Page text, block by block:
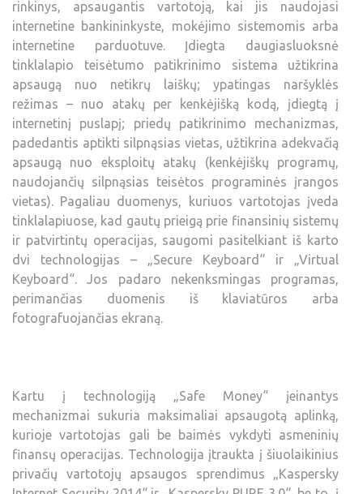
rinkinys, apsaugantis vartotoją, kai jis naudojasi
internetine bankininkyste, mokėjimo sistemomis arba
internetine parduotuve. Įdiegta daugiasluoksnė
tinklalapio teisėtumo patikrinimo sistema užtikrina
apsaugą nuo netikrų laiškų; ypatingas naršyklės
režimas – nuo atakų per kenkėjišką kodą, įdiegtą į
internetinį puslapį; priedų patikrinimo mechanizmas,
padedantis aptikti silpnąsias vietas, užtikrina adekvačią
apsaugą nuo eksploitų atakų (kenkėjiškų programų,
naudojančių silpnąsias teisėtos programinės įrangos
vietas). Pagaliau duomenys, kuriuos vartotojas įveda
tinklalapiuose, kad gautų prieigą prie finansinių sistemų
ir patvirtintų operacijas, saugomi pasitelkiant iš karto
dvi technologijas – „Secure Keyboard“ ir „Virtual
Keyboard“. Jos padaro nekenksmingas programas,
perimančias duomenis iš klaviatūros arba
fotografuojančias ekraną.
Kartu į technologiją „Safe Money“ įeinantys
mechanizmai sukuria maksimaliai apsaugotą aplinką,
kurioje vartotojas gali be baimės vykdyti asmeninių
finansų operacijas. Technologija įtraukta į šiuolaikinius
privačių vartotojų apsaugos sprendimus „Kaspersky